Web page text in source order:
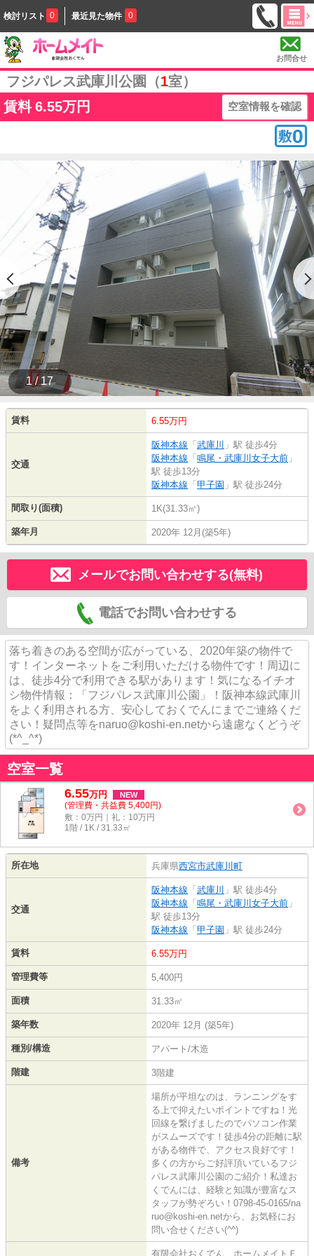
検討リスト 0 最近見た物件 0
お問合せ
フジパレス武庫川公園（1室）
賃料 6.55万円 空室情報を確認
1 / 17
賃料 6.55万円
交通
阪神本線 「 武庫川 」駅 徒歩4分
阪神本線 「 鳴尾・武庫川女子大前 」
駅 徒歩13分
阪神本線 「 甲子園 」駅 徒歩24分
間取り(面積) 1K(31.33㎡)
築年月 2020年 12月(築5年)
メールでお問い合わせする(無料)
電話でお問い合わせする
落ち着きのある空間が広がっている、2020年築の物件で
す！インターネットをご利用いただける物件です！周辺に
は、徒歩4分で利用できる駅があります！気になるイチオ
シ物件情報：「フジパレス武庫川公園」！阪神本線武庫川
をよく利用される方、安心しておくでんにまでご連絡くだ
さい！疑問点等をnaruo@koshi-en.netから遠慮なくどうぞ
(*^_^*)
空室一覧
6.55万円 NEW
(管理費・共益費 5,400円)
敷：0万円｜礼：10万円
1階 / 1K / 31.33㎡
所在地 兵庫県西宮市武庫川町
交通
阪神本線 「 武庫川 」駅 徒歩4分
阪神本線 「 鳴尾・武庫川女子大前 」
駅 徒歩13分
阪神本線 「 甲子園 」駅 徒歩24分
賃料 6.55万円
管理費等 5,400円
面積 31.33㎡
築年数 2020年 12月 (築5年)
種別/構造 アパート/木造
階建 3階建
備考
場所が平坦なのは、ランニングをす
る上で抑えたいポイントですね！光
回線を繋げましたのでパソコン作業
がスムーズです！徒歩4分の距離に駅
がある物件で、アクセス良好です！
多くの方からご好評頂いているフジ
パレス武庫川公園のご紹介！私達お
くでんには、経験と知識が豊富なス
タッフが勢ぞろい！0798-45-0165/na
ruo@koshi-en.netから、お気軽にお
問い合せください(^^)
有限会社おくでん ホームメイトＦ